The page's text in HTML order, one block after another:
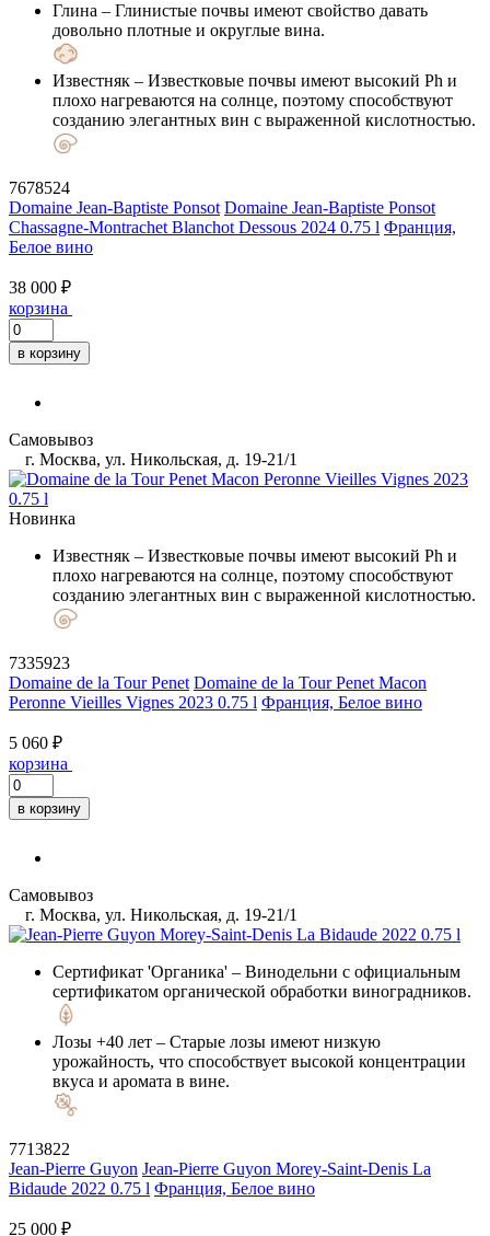
Глина – Глинистые почвы имеют свойство давать
довольно плотные и округлые вина.
Известняк – Известковые почвы имеют высокий Ph и
плохо нагреваются на солнце, поэтому способствуют
созданию элегантных вин с выраженной кислотностью.
7678524
Domaine Jean-Baptiste Ponsot Domaine Jean-Baptiste Ponsot
Chassagne-Montrachet Blanchot Dessous 2024 0.75 l Франция,
Белое вино
38 000 ₽
корзина
в корзину
Самовывоз
г. Москва, ул. Никольская, д. 19-21/1
Новинка
Известняк – Известковые почвы имеют высокий Ph и
плохо нагреваются на солнце, поэтому способствуют
созданию элегантных вин с выраженной кислотностью.
7335923
Domaine de la Tour Penet Domaine de la Tour Penet Macon
Peronne Vieilles Vignes 2023 0.75 l Франция, Белое вино
5 060 ₽
корзина
в корзину
Самовывоз
г. Москва, ул. Никольская, д. 19-21/1
Сертификат 'Органика' – Винодельни с официальным
сертификатом органической обработки виноградников.
Лозы +40 лет – Старые лозы имеют низкую
урожайность, что способствует высокой концентрации
вкуса и аромата в вине.
7713822
Jean-Pierre Guyon Jean-Pierre Guyon Morey-Saint-Denis La
Bidaude 2022 0.75 l Франция, Белое вино
25 000 ₽